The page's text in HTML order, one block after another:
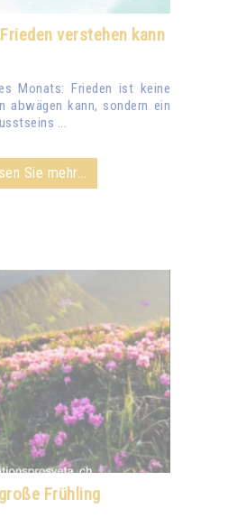
verstehen kann
Monats: Frieden ist keine
abwägen kann, sondern ein
...
Sie mehr...
Frühling